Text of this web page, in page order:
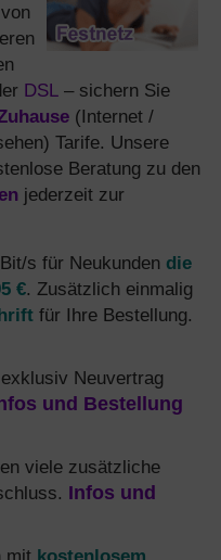
DSL – sichern Sie
(Internet /
Tarife. Unsere
Beratung zu den
jederzeit zur
s für Neukunden die
€. Zusätzlich einmalig
für Ihre Bestellung.
Neuvertrag
und Bestellung
viele zusätzliche
Infos und
mit kostenlosem